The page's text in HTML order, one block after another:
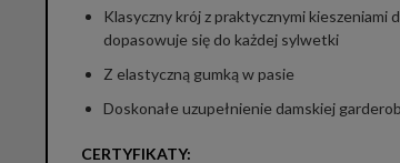
Klasyczny krój z praktycznymi kieszeniami
dopasowuje się do każdej sylwetki
Z elastyczną gumką w pasie
Doskonałe uzupełnienie damskiej
CERTYFIKATY: